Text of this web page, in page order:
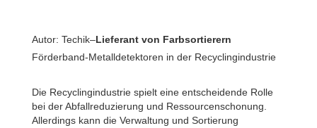
Autor: Techik–Lieferant von Farbsortierern
Förderband-Metalldetektoren in der Recyclingindustrie
Die Recyclingindustrie spielt eine entscheidende Rolle
bei der Abfallreduzierung und Ressourcenschonung.
Allerdings kann die Verwaltung und Sortierung